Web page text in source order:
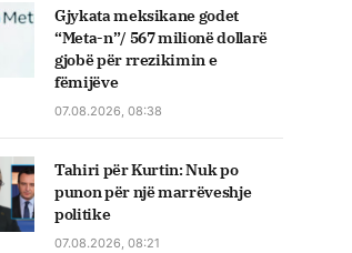
Gjykata meksikane godet
“Meta-n”/ 567 milionë dollarë
gjobë për rrezikimin e
fëmijëve
07.08.2026, 08:38
Tahiri për Kurtin: Nuk po
punon për një marrëveshje
politike
07.08.2026, 08:21